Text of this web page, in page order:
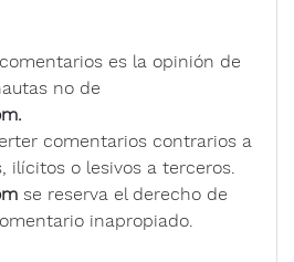
es la opinión de
no de
comentarios contrarios a
ilícitos o lesivos a terceros.
se reserva el derecho de
inapropiado.